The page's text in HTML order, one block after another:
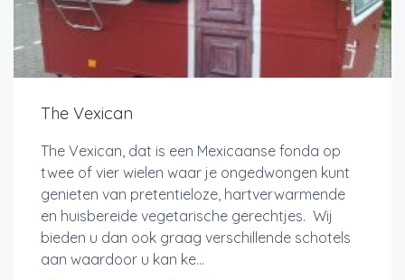
The Vexican
The Vexican, dat is een Mexicaanse fonda op
twee of vier wielen waar je ongedwongen kunt
genieten van pretentieloze, hartverwarmende
en huisbereide vegetarische gerechtjes. Wij
bieden u dan ook graag verschillende schotels
aan waardoor u kan ke...